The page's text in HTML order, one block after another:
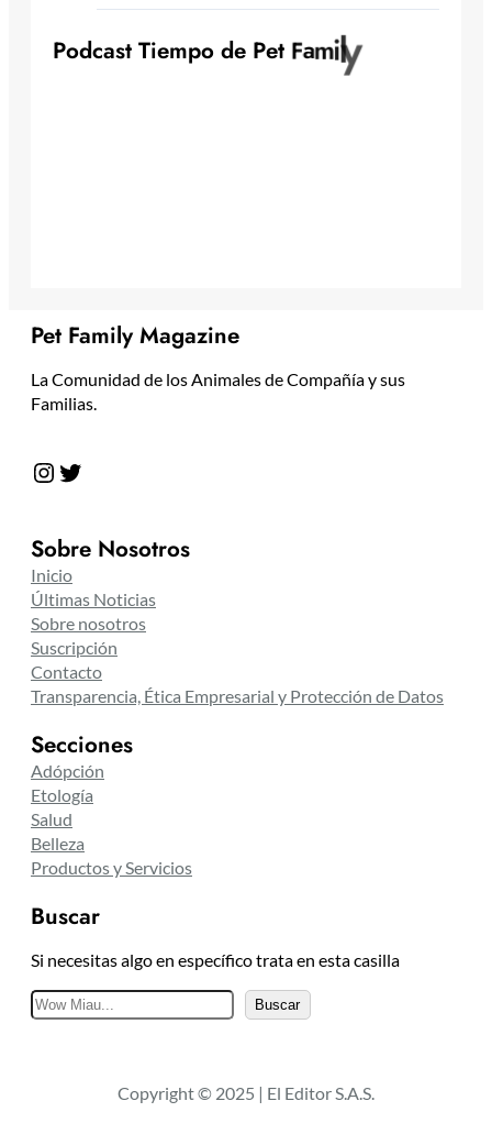
Podcast Tiempo de Pet Family
Pet Family Magazine
La Comunidad de los Animales de Compañía y sus
Familias.
Instagram Twitter
Sobre Nosotros
Inicio
Últimas Noticias
Sobre nosotros
Suscripción
Contacto
Transparencia, Ética Empresarial y Protección de Datos
Secciones
Adópción
Etología
Salud
Belleza
Productos y Servicios
Buscar
Si necesitas algo en específico trata en esta casilla
B
u
a
Buscar
Copyright © 2025 | El Editor S.A.S.